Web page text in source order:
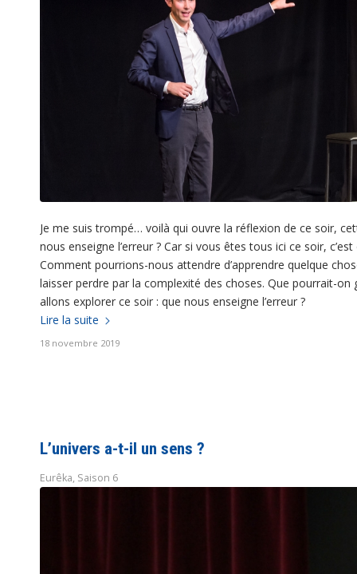
Je me suis trompé… voilà qui ouvre la réflexion de ce soir,
nous enseigne l’erreur ? Car si vous êtes tous ici ce soir,
Comment pourrions-nous attendre d’apprendre quelque
laisser perdre par la complexité des choses. Que pourrait-
allons explorer ce soir : que nous enseigne l’erreur ?
Lire la suite
18 novembre 2019
L’univers a-t-il un sens ?
Eurêka, Saison 6